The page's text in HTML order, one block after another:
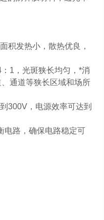
积发热小，散热优良，
1，光斑狭长均匀，*消
通道等狭长区域和场所
300V，电源效率可达到
电路，确保电路稳定可